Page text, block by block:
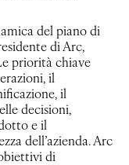
del piano di
di Arc,
priorità chiave
il
il
decisioni,
e il
dell’azienda. Arc
di